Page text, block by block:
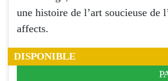
une histoire de l’art soucieuse de
affects.
DISPONIBLE